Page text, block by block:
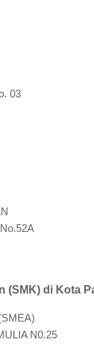
03
(SMK) di Kota
N0.25